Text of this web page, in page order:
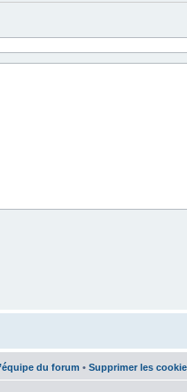
du forum • Supprimer les